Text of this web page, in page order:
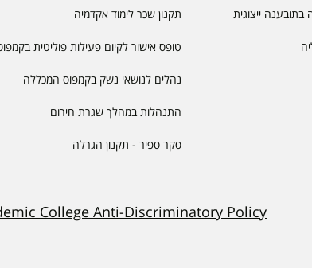
ייצוגית תקנון שכר לימוד אקדמיה
טופס אישור לקיום פעילות פוליטית
נהלים לנושאי נשק בקמפוס המכללה
התנהלות במהלך שגרת חירום
סקר ספיר - תקנון הגרלה
College Anti-Discriminatory Policy